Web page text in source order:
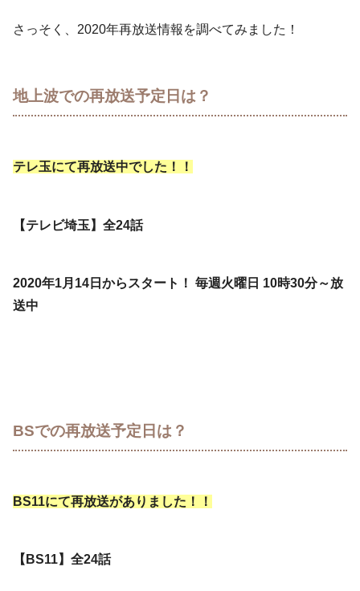
さっそく、2020年再放送情報を調べてみました！
地上波での再放送予定日は？
テレ玉にて再放送中でした！！
【テレビ埼玉】全24話
2020年1月14日からスタート！ 毎週火曜日 10時30分～放
送中
BSでの再放送予定日は？
BS11にて再放送がありました！！
【BS11】全24話